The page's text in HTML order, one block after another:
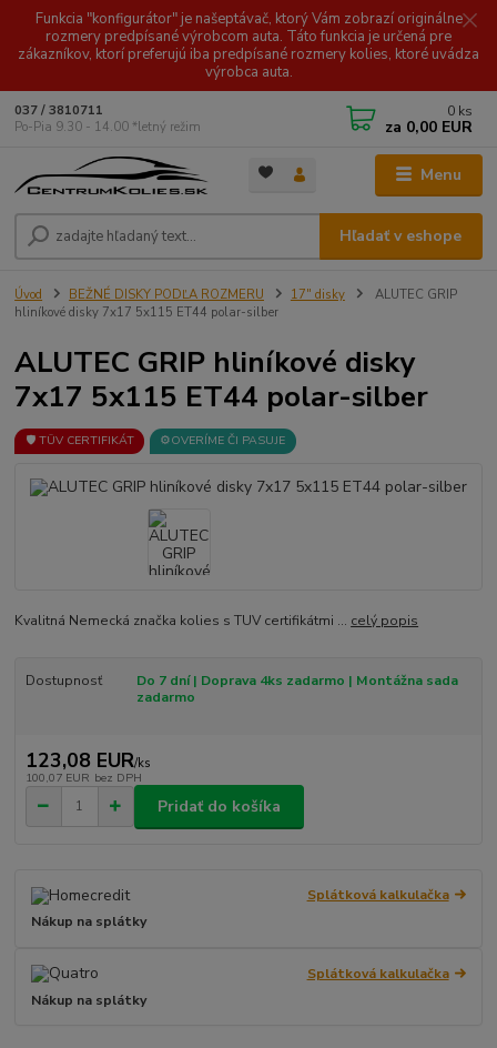
Funkcia "konfigurátor" je našeptávač, ktorý Vám zobrazí originálne
rozmery predpísané výrobcom auta. Táto funkcia je určená pre
zákazníkov, ktorí preferujú iba predpísané rozmery kolies, ktoré uvádza
výrobca auta.
Menu
Hľadať v eshope
037 / 3810711
Po-Pia 9.30 - 14.00 *letný režim
0 ks
za 0,00 EUR
Úvod BEŽNÉ DISKY PODĽA ROZMERU 17" disky
ALUTEC GRIP
hliníkové disky 7x17 5x115 ET44 polar-silber
ALUTEC GRIP hliníkové disky
7x17 5x115 ET44 polar-silber
🛡️ TÜV CERTIFIKÁT ⚙️OVERÍME ČI PASUJE
Kvalitná Nemecká značka kolies s TUV certifikátmi ... celý popis
Dostupnosť
Do 7 dní | Doprava 4ks zadarmo | Montážna sada
zadarmo
123,08 EUR/ks
100,07 EUR bez DPH
Pridať do košíka
Splátková kalkulačka
Nákup na splátky
Splátková kalkulačka
Nákup na splátky